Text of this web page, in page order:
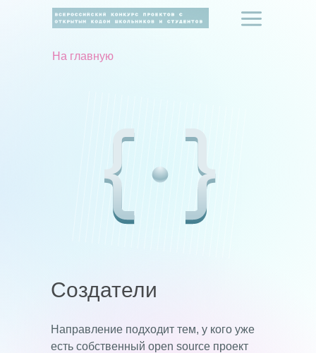
На главную
Направление подходит тем, у кого уже
есть собственный open source проект
Создатели